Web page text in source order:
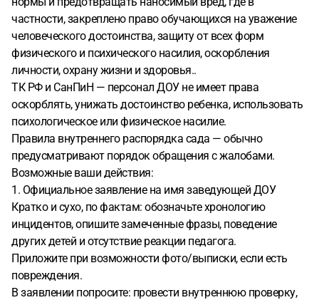
Подскажите пожалуйста как мне поступить по праву в
этой ситуации
частности, закреплено право обучающихся на уважение
человеческого достоинства, защиту от всех форм
физического и психического насилия, оскорбления
личности, охрану жизни и здоровья..
ТК РФ и СанПиН — персонал ДОУ не имеет права
оскорблять, унижать достоинство ребенка, использовать
психологическое или физическое насилие.
Правила внутреннего распорядка сада — обычно
предусматривают порядок обращения с жалобами.
Возможные ваши действия:
1. Официальное заявление на имя заведующей ДОУ
Кратко и сухо, по фактам: обозначьте хронологию
инцидентов, опишите замеченные фразы, поведение
других детей и отсутствие реакции педагога.
Приложите при возможности фото/выписки, если есть
повреждения.
В заявлении попросите: провести внутреннюю проверку,